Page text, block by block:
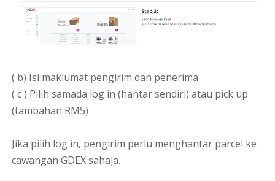
( b) Isi maklumat pengirim dan penerima
( c ) Pilih samada log in (hantar sendiri) atau pick up
(tambahan RM5)
Jika pilih log in, pengirim perlu menghantar parcel ke
cawangan GDEX sahaja.